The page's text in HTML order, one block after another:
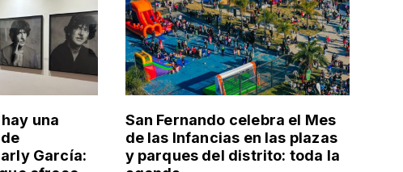
una
García:
San Fernando celebra el Mes
de las Infancias en las plazas
y parques del distrito: toda la